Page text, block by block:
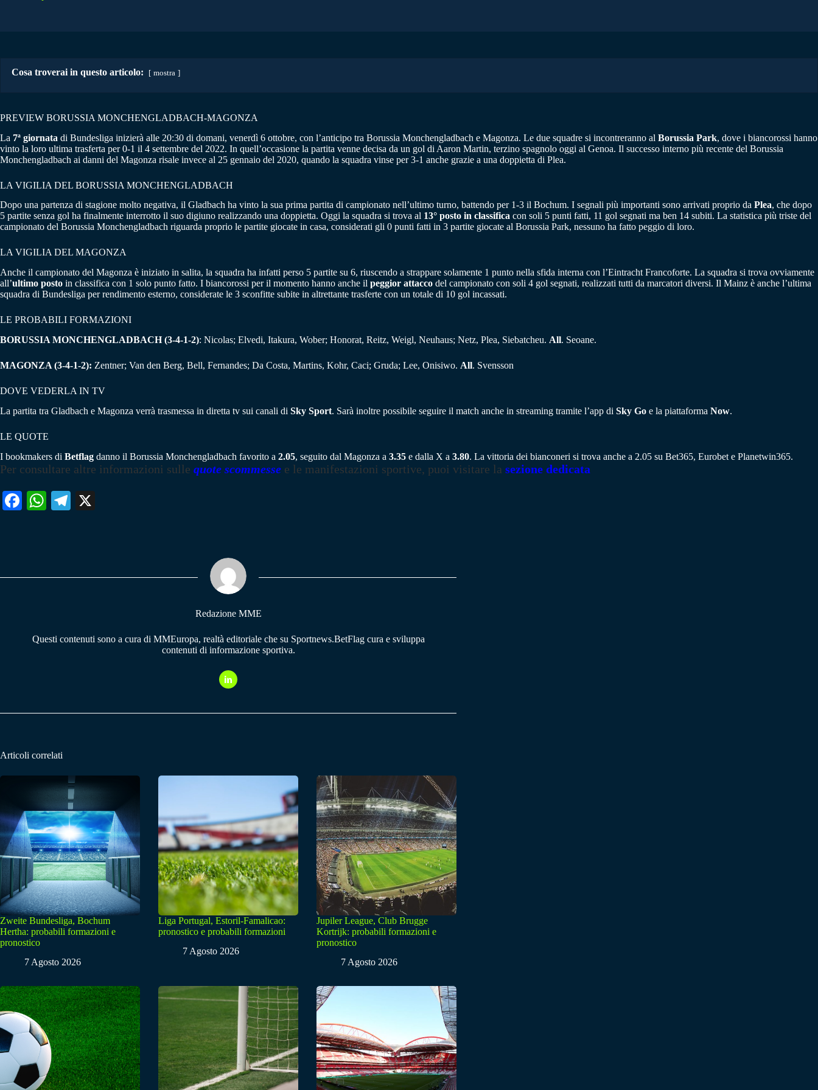
Cosa troverai in questo articolo: mostra
PREVIEW BORUSSIA MONCHENGLADBACH-MAGONZA
La 7ª giornata di Bundesliga inizierà alle 20:30 di domani, venerdì 6 ottobre, con l’anticipo tra Borussia Monchengladbach e Magonza. Le due squadre si incontreranno al Borussia Park, dove i biancorossi hanno
vinto la loro ultima trasferta per 0-1 il 4 settembre del 2022. In quell’occasione la partita venne decisa da un gol di Aaron Martin, terzino spagnolo oggi al Genoa. Il successo interno più recente del Borussia
Monchengladbach ai danni del Magonza risale invece al 25 gennaio del 2020, quando la squadra vinse per 3-1 anche grazie a una doppietta di Plea.
LA VIGILIA DEL BORUSSIA MONCHENGLADBACH
Dopo una partenza di stagione molto negativa, il Gladbach ha vinto la sua prima partita di campionato nell’ultimo turno, battendo per 1-3 il Bochum. I segnali più importanti sono arrivati proprio da Plea, che dopo
5 partite senza gol ha finalmente interrotto il suo digiuno realizzando una doppietta. Oggi la squadra si trova al 13° posto in classifica con soli 5 punti fatti, 11 gol segnati ma ben 14 subiti. La statistica più triste del
campionato del Borussia Monchengladbach riguarda proprio le partite giocate in casa, considerati gli 0 punti fatti in 3 partite giocate al Borussia Park, nessuno ha fatto peggio di loro.
LA VIGILIA DEL MAGONZA
Anche il campionato del Magonza è iniziato in salita, la squadra ha infatti perso 5 partite su 6, riuscendo a strappare solamente 1 punto nella sfida interna con l’Eintracht Francoforte. La squadra si trova ovviamente
all’ultimo posto in classifica con 1 solo punto fatto. I biancorossi per il momento hanno anche il peggior attacco del campionato con soli 4 gol segnati, realizzati tutti da marcatori diversi. Il Mainz è anche l’ultima
squadra di Bundesliga per rendimento esterno, considerate le 3 sconfitte subite in altrettante trasferte con un totale di 10 gol incassati.
LE PROBABILI FORMAZIONI
BORUSSIA MONCHENGLADBACH (3-4-1-2): Nicolas; Elvedi, Itakura, Wober; Honorat, Reitz, Weigl, Neuhaus; Netz, Plea, Siebatcheu. All. Seoane.
MAGONZA (3-4-1-2): Zentner; Van den Berg, Bell, Fernandes; Da Costa, Martins, Kohr, Caci; Gruda; Lee, Onisiwo. All. Svensson
DOVE VEDERLA IN TV
La partita tra Gladbach e Magonza verrà trasmessa in diretta tv sui canali di Sky Sport. Sarà inoltre possibile seguire il match anche in streaming tramite l’app di Sky Go e la piattaforma Now.
LE QUOTE
I bookmakers di Betflag danno il Borussia Monchengladbach favorito a 2.05, seguito dal Magonza a 3.35 e dalla X a 3.80. La vittoria dei bianconeri si trova anche a 2.05 su Bet365, Eurobet e Planetwin365.
Per consultare altre informazioni sulle quote scommesse e le manifestazioni sportive, puoi visitare la sezione dedicata
Fa W
pp
Te
m
Redazione MME
Questi contenuti sono a cura di MMEuropa, realtà editoriale che su Sportnews.BetFlag cura e sviluppa
contenuti di informazione sportiva.
Articoli correlati
Zweite Bundesliga, Bochum
Hertha: probabili formazioni e
pronostico
7 Agosto 2026
Liga Portugal, Estoril-Famalicao:
pronostico e probabili formazioni
7 Agosto 2026
Jupiler League, Club Brugge
Kortrijk: probabili formazioni e
pronostico
7 Agosto 2026